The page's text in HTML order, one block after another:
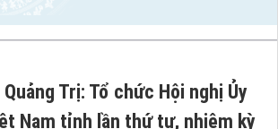
Trị: Tổ chức Hội nghị Ủy
Nam tỉnh lần thứ tư, nhiệm kỳ